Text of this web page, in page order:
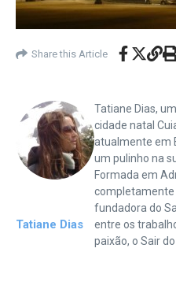
Share this Article
Tatiane Dias
Tatiane Dias,
cidade natal
atualmente em
um pulinho na
Formada em
completamente
fundadora do
entre os
paixão, o Sair